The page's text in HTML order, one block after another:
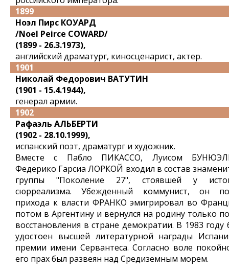
1899
Ноэл Пирс КОУАРД
/Noel Peirce COWARD/
(1899 - 26.3.1973),
английский драматург, киносценарист, актер.
1901
Николай Федорович ВАТУТИН
(1901 - 15.4.1944),
генерал армии.
1902
Рафаэль АЛЬБЕРТИ
(1902 - 28.10.1999),
испанский поэт, драматург и художник.
Вместе с Пабло ПИКАССО, Луисом
Федерико Гарсиа ЛОРКОЙ входил в состав
группы "Поколение 27", стоявшей у
сюрреализма. Убежденный коммунист, он
прихода к власти ФРАНКО эмигрировал во
потом в Аргентину и вернулся на родину только
восстановления в стране демократии. В 1983 году
удостоен высшей литературной награды
премии имени Сервантеса. Согласно воле
его прах был развеян над Средиземным морем.